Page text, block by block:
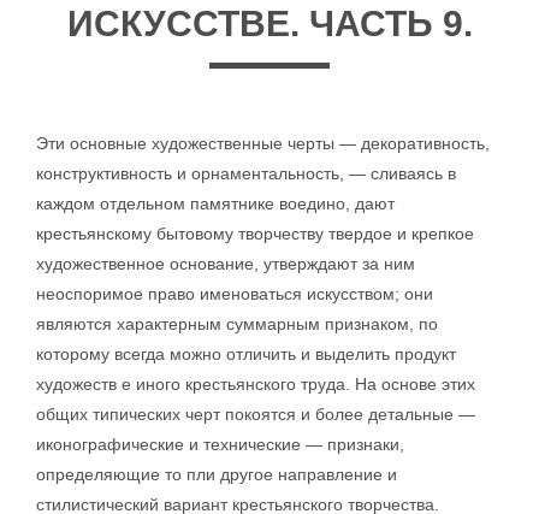
ИСКУССТВЕ. ЧАСТЬ 9.
Эти основные художественные черты — декоративность,
конструктивность и орнаментальность, — сливаясь в
каждом отдельном памятнике воедино, дают
крестьянскому бытовому творчеству твердое и крепкое
художественное основание, утверждают за ним
неоспоримое право именоваться искусством; они
являются характерным суммарным признаком, по
которому всегда можно отличить и выделить продукт
художеств е иного крестьянского труда. На основе этих
общих типических черт покоятся и более детальные —
иконографические и технические — признаки,
определяющие то пли другое направление и
стилистический вариант крестьянского творчества.